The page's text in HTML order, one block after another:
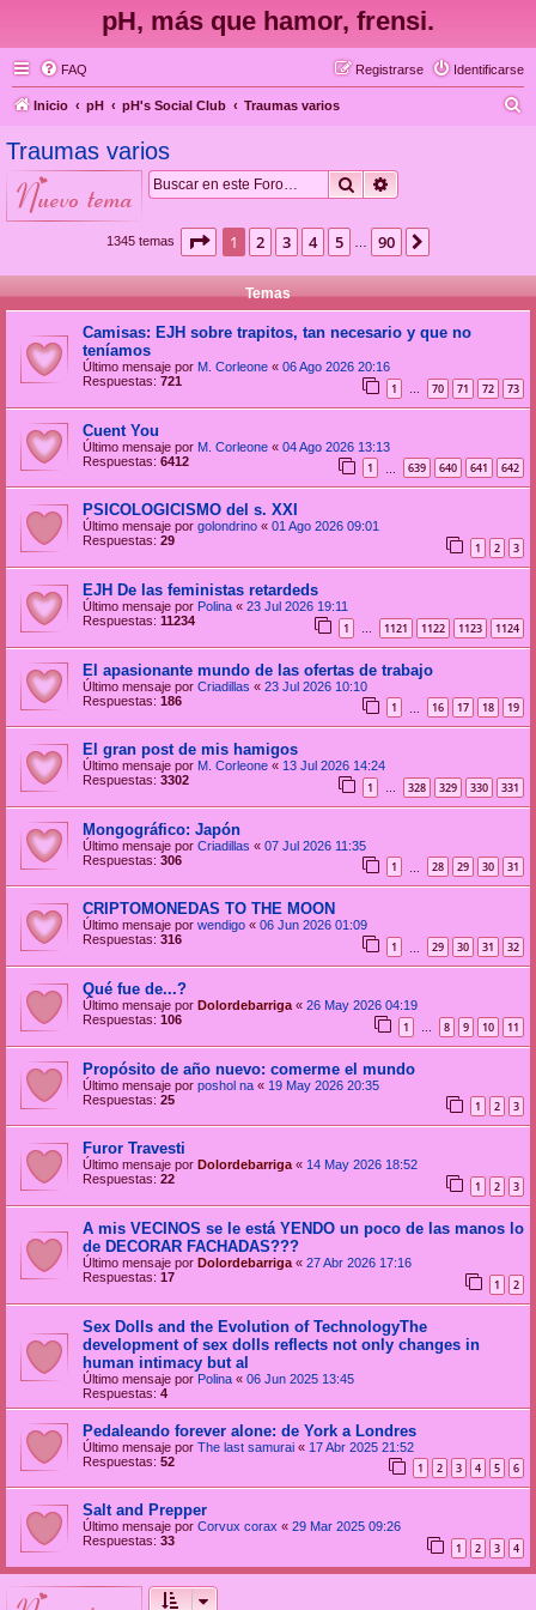
pH, más que hamor, frensi.
FAQ Identificarse
Registrarse
Inicio pH pH's Social Club Traumas varios
Traumas varios
nuevo tema Buscar
1345 temas Página de 90
1 2 3 4 5 90
Temas
Camisas: EJH sobre trapitos, tan necesario y que no
teníamos
Último mensaje por M. Corleone « 06 Ago 2026 20:16
Respuestas: 721 1 … 70 71 72 73
Cuent You
Último mensaje por M. Corleone « 04 Ago 2026 13:13
Respuestas: 6412 1 639 640 641 642
PSICOLOGICISMO del s. XXI
Último mensaje por golondrino « 01 Ago 2026 09:01
Respuestas: 29 1 2 3
EJH De las feministas retardeds
Último mensaje por Polina « 23 Jul 2026 19:11
Respuestas: 11234 1 … 1121 1122 1123 1124
El apasionante mundo de las ofertas de trabajo
Último mensaje por Criadillas « 23 Jul 2026 10:10
Respuestas: 186 1 16 17 18 19
El gran post de mis hamigos
Último mensaje por M. Corleone « 13 Jul 2026 14:24
Respuestas: 3302 1 … 328 329 330 331
Mongográfico: Japón
Último mensaje por Criadillas « 07 Jul 2026 11:35
Respuestas: 306 1 28 29 30 31
CRIPTOMONEDAS TO THE MOON
Último mensaje por wendigo « 06 Jun 2026 01:09
Respuestas: 316 1 29 30 31 32
Qué fue de...?
Último mensaje por Dolordebarriga « 26 May 2026 04:19
Respuestas: 106 1 … 8 9 10 11
Propósito de año nuevo: comerme el mundo
Último mensaje por poshol na « 19 May 2026 20:35
Respuestas: 25 1 2 3
Furor Travesti
Último mensaje por Dolordebarriga« 14 May 2026 18:52
Respuestas: 22 1 2 3
A mis VECINOS se le está YENDO un poco de las manos lo
de DECORAR FACHADAS???
Último mensaje por Dolordebarriga « 27 Abr 2026 17:16
Respuestas: 17 1 2
Sex Dolls and the Evolution of TechnologyThe
development of sex dolls reflects not only changes in
human intimacy but al
Último mensaje por Polina « 06 Jun 2025 13:45
Respuestas: 4
Pedaleando forever alone: de York a Londres
Último mensaje por The last samurai « 17 Abr 2025 21:52
Respuestas: 52 1 2 3 4 5 6
Salt and Prepper
Último mensaje por Corvux corax « 29 Mar 2025 09:26
Respuestas: 33 1 2 3 4